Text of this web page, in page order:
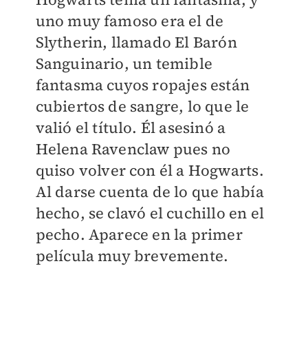
uno muy famoso era el de
Slytherin, llamado El Barón
Sanguinario, un temible
fantasma cuyos ropajes están
cubiertos de sangre, lo que le
valió el título. Él asesinó a
Helena Ravenclaw pues no
quiso volver con él a Hogwarts.
Al darse cuenta de lo que había
hecho, se clavó el cuchillo en el
pecho. Aparece en la primer
película muy brevemente.